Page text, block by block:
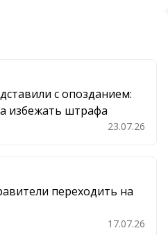
с опозданием:
избежать штрафа
23.07.26
переходить на
17.07.26